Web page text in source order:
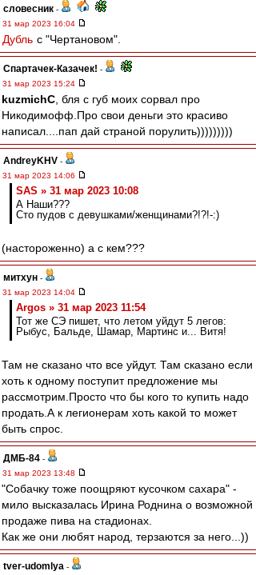
словесник -
31 мар 2023 16:04
Дубль с "Чертановом".
Спартачек-Казачек! -
31 мар 2023 15:24
kuzmichC , бля с губ моих сорвал про
Никодимофф.Про свои деньги это красиво
написал....пап дай страной порулить)))))))))
AndreyKHV -
31 мар 2023 14:06
SAS » 31 мар 2023 10:08
А Наши???
Сто пудов с девушками/женщинами?!?!-:)
(настороженно) а с кем???
митхун -
31 мар 2023 14:04
Argos » 31 мар 2023 11:54
Тот же СЭ пишет, что летом уйдут 5 легов:
Рыбус, Бальде, Шамар, Мартинс и... Витя!
Там не сказано что все уйдут. Там сказано если
хоть к одному поступит предложение мы
рассмотрим.Просто что бы кого то купить надо
продать.А к легионерам хоть какой то может
быть спрос.
ДМБ-84 -
31 мар 2023 13:48
"Собачку тоже поощряют кусочком сахара" -
мило высказалась Ирина Роднина о возможной
продаже пива на стадионах.
Как же они любят народ, терзаются за него...))
tver-udomlya -